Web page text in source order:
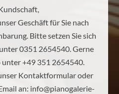
Geschäft für Sie nach
Bitte setzen Sie sich
0351 2654540. Gerne
+49 351 2654540.
Kontaktformular oder
an: info@pianogalerie-